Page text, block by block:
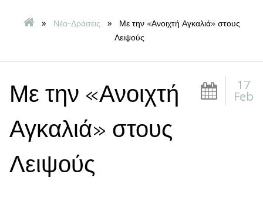
» Νέα-Δράσεις »
Με την «Ανοιχτή Αγκαλιά» στους
Λειψούς
17
Feb
Με την «Ανοιχτή
Αγκαλιά» στους
Λειψούς